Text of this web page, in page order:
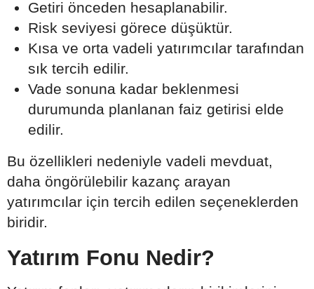
Getiri önceden hesaplanabilir.
Risk seviyesi görece düşüktür.
Kısa ve orta vadeli yatırımcılar tarafından
sık tercih edilir.
Vade sonuna kadar beklenmesi
durumunda planlanan faiz getirisi elde
edilir.
Bu özellikleri nedeniyle vadeli mevduat,
daha öngörülebilir kazanç arayan
yatırımcılar için tercih edilen seçeneklerden
biridir.
Yatırım Fonu Nedir?